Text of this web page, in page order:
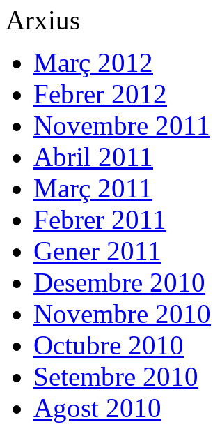
Arxius
Març 2012
Febrer 2012
Novembre 2011
Abril 2011
Març 2011
Febrer 2011
Gener 2011
Desembre 2010
Novembre 2010
Octubre 2010
Setembre 2010
Agost 2010